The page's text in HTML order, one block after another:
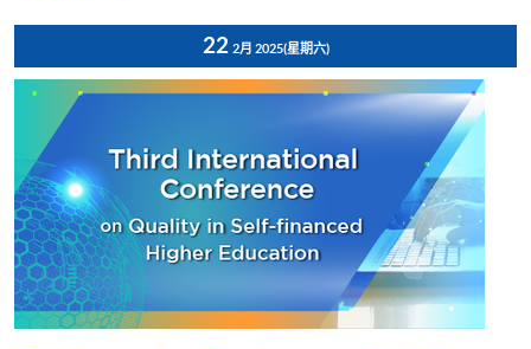
22 2月 2025(星期六)